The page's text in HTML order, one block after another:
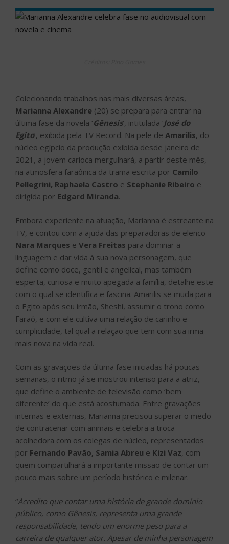
Colecionando trabalhos nas mais diversas áreas,
Marianna Alexandre (20) se prepara para entrar na
última fase da novela ‘Gênesis‘, intitulada ‘José do
Egito‘, exibida pela TV Record. Na pele de Amarilis, do
núcleo egípcio da produção exibida desde janeiro de
2021, a jovem carioca mergulhará, a partir deste mês,
na atmosfera faraônica da trama escrita por Camilo
Pellegrini, Raphaela Castro e Stephanie Ribeiro e
dirigida por Edgard Miranda.
Embora experiente na atuação, Marianna é estreante na
TV, e contou com a ajuda das preparadoras de elenco
Nara Marques e Vera Freitas para dominar a
linguagem e dar vida à sua nova personagem, que
define como doce, gentil e angelical, mas também
esperta, curiosa e muito apegada a família, detalhe este
com o qual se identifica e fascina. Amarilis se muda para
o Egito após seu irmão, Sheshi, assumir o trono como
Faraó, e com ele cultiva uma relação de carinho e
cumplicidade, tal qual a relação que tem com sua irmã
mais nova na vida real.
Com as gravações da última fase iniciadas há poucas
semanas, o ritmo já se mostrou intenso para a atriz,
que define o ambiente de televisão como ‘bem
diferente’ do que está acostumada. Entre gravações
internas e externas, Marianna precisou superar o medo
de contracenar com animais e celebra a troca
acolhedora com os colegas de núcleo, representados
por Fernando Pavão, Samia Abreu e Kizi Vaz, com
quem compartilhará a importante missão de contar um
pouco mais sobre um período histórico e milenar.
“Acredito que contar uma história de grande domínio
público, como Gênesis, representa uma grande
responsabilidade, tendo um enorme peso para a
carreira de qualquer ator. Apesar de minha personagem